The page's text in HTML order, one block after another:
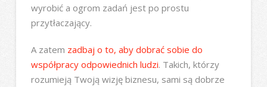
wyrobić a ogrom zadań jest po prostu
przytłaczający.
A zatem zadbaj o to, aby dobrać sobie do
współpracy odpowiednich ludzi. Takich, którzy
rozumieją Twoją wizję biznesu, sami są dobrze